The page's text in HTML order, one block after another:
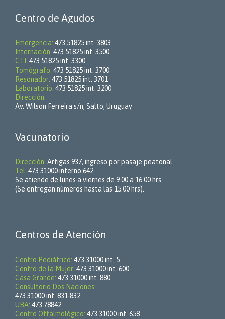
Centro de Agudos
Emergencia: 473 51825 int. 3803
Internación: 473 51825 int. 3500
CTI: 473 51825 int. 3300
Tomógrafo: 473 51825 int. 3700
Resonador: 473 51825 int. 3701
Laboratorio: 473 51825 int. 3200
Dirección:
Av. Wilson Ferreira s/n, Salto, Uruguay
Vacunatorio
Dirección: Artigas 937, ingreso por pasaje peatonal.
Tel: 473 31000 interno 642
Se atiende de lunes a viernes de 9.00 a 16.00 hrs.
(Se entregan números hasta las 15.00 hrs).
Centros de Atención
Centro Pediátrico: 473 31000 int. 5
Centro de la Mujer: 473 31000 int. 600
Casa Grande: 473 31000 int. 880
Consultorio Dos Naciones:
473 31000 int. 831-832
UBA: 473 78842
Centro Oftalmológico: 473 31000 int. 658